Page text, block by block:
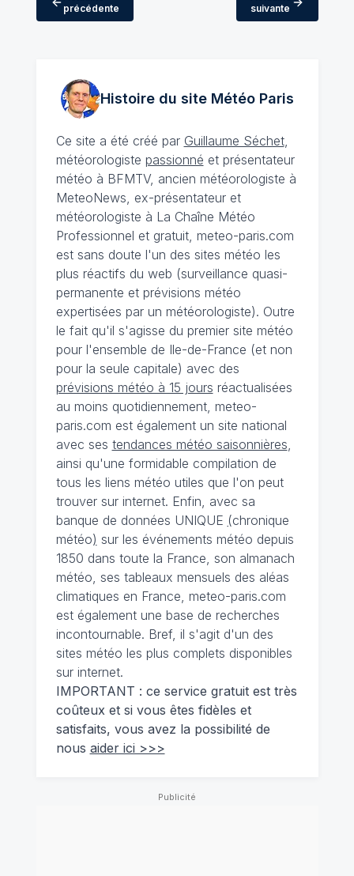
précédente
suivante
Histoire du site MétéoParis
Ce site a été créé par Guillaume Séchet,
météorologiste passionné et présentateur
météo à BFMTV, ancien météorologiste à
MeteoNews, ex-présentateur et
météorologiste à La Chaîne Météo
Professionnel et gratuit, meteo-paris.com
est sans doute l'un des sites météo les
plus réactifs du web (surveillance quasi-
permanente et prévisions météo
expertisées par un météorologiste). Outre
le fait qu'il s'agisse du premier site météo
pour l'ensemble de Ile-de-France (et non
pour la seule capitale) avec des
prévisions météo à 15 jours réactualisées
au moins quotidiennement, meteo-
paris.com est également un site national
avec ses tendances météo saisonnières
ainsi qu'une formidable compilation de
tous les liens météo utiles que l'on peut
trouver sur internet. Enfin, avec sa
banque de données UNIQUE (chronique
météo) sur les événements météo depuis
1850 dans toute la France, son almanach
météo, ses tableaux mensuels des aléas
climatiques en France, meteo-paris.com
est également une base de recherches
incontournable. Bref, il s'agit d'un des
sites météo les plus complets disponibles
sur internet.
IMPORTANT : ce service gratuit est très
coûteux et si vous êtes fidèles et
satisfaits, vous avez la possibilité de
nous aider ici >>>